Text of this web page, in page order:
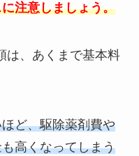
注意しましょう。
は、あくまで基本料
ど、駆除薬剤費や
高くなってしまう